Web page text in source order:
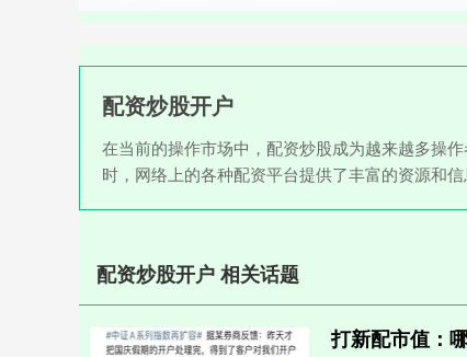
配资炒股开户
在当前的操作市场中，配资炒股成为越来越多操
时，网络上的各种配资平台提供了丰富的资源和
配资炒股开户 相关话题
打新配市值：